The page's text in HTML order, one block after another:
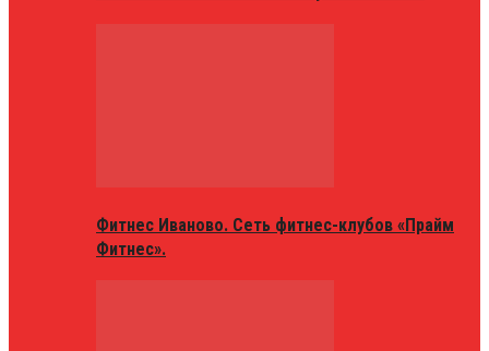
Фитнес Иваново. Сеть фитнес-клубов «Прайм
Фитнес».